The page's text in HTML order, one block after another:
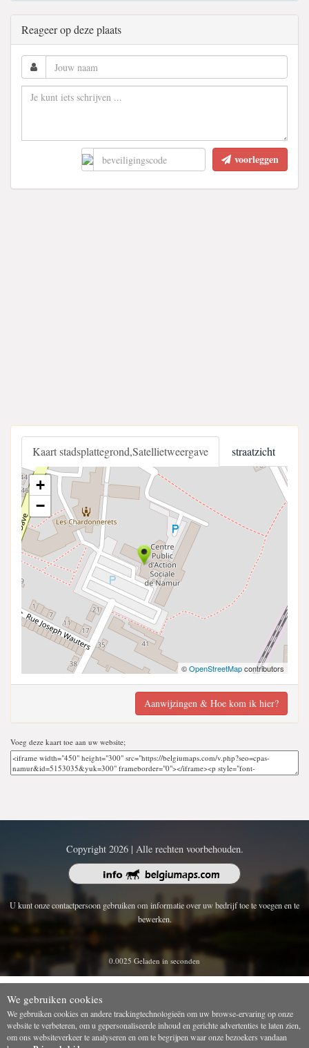
Reageer op deze plaats
voorleggen
Kaart stadsplattegrond,Satellietweergave straatzicht
+
−
©OpenStreetMapcontributors
Aanwijzingen & Hoe kom ik hier?
Voeg deze kaart toe aan uw website;
Copyright 2026 | Alle rechten voorbehouden.
U kunt onze contactpersoon gebruiken om informatie over uw bedrijf toe te voegen en te
bewerken.
0.0025 Geladen in seconden
We gebruiken cookies
We gebruiken cookies en andere trackingtechnologieën om uw browse-ervaring op onze
website te verbeteren, om u gepersonaliseerde inhoud en gerichte advertenties te laten zien,
om ons websiteverkeer te analyseren en om te begrijpen waar onze bezoekers vandaan